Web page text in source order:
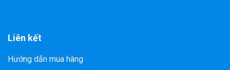
Liên kết
Hướng dẫn mua hàng